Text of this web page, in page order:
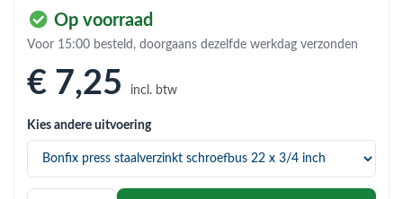
(Installatiemateriaal)
(Sanitair)
(Verwarming, kachels & ketels)
Op voorraad
Voor 15:00 besteld, doorgaans dezelfde werkdag verzonden
€ 7,25 incl. btw
Kies andere uitvoering